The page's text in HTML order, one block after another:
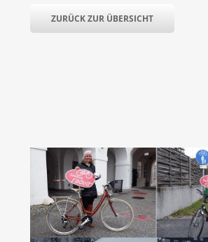
ZURÜCK ZUR ÜBERSICHT